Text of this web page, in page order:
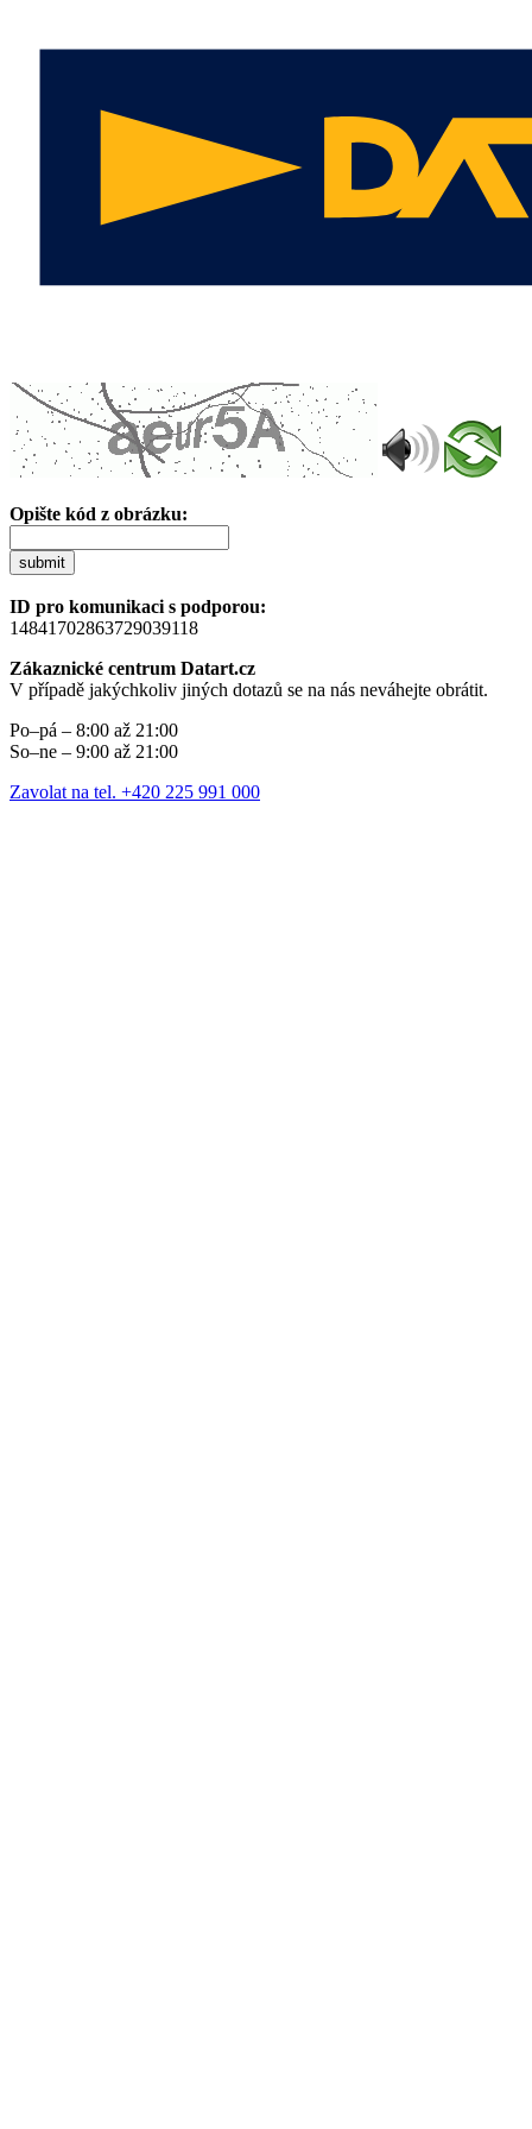
Opište kód z obrázku:
submit
ID pro komunikaci s podporou:
14841702863729039118
Zákaznické centrum Datart.cz
V případě jakýchkoliv jiných dotazů se na nás neváhejte obrátit.
Po–pá – 8:00 až 21:00
So–ne – 9:00 až 21:00
Zavolat na tel. +420 225 991 000